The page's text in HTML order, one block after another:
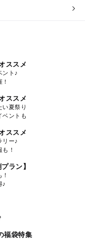
ススメ
ント♪
ススメ
い夏祭り
ベントも
ススメ
リー♪
！
ラン】
♪
福袋特集